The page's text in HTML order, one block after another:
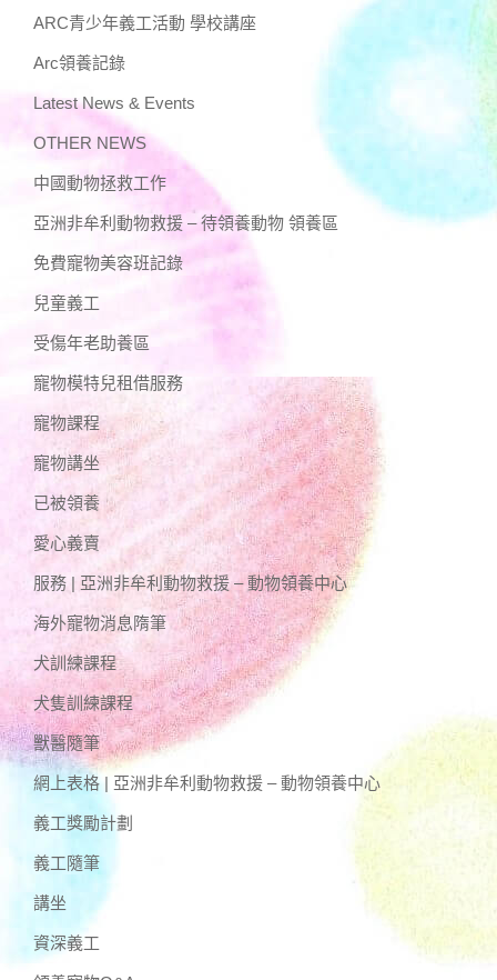
ARC青少年義工活動 學校講座
Arc領養記錄
Latest News & Events
OTHER NEWS
中國動物拯救工作
亞洲非牟利動物救援 – 待領養動物 領養區
免費寵物美容班記錄
兒童義工
受傷年老助養區
寵物模特兒租借服務
寵物課程
寵物講坐
已被領養
愛心義賣
服務 | 亞洲非牟利動物救援 – 動物領養中心
海外寵物消息隋筆
犬訓練課程
犬隻訓練課程
獸醫隨筆
網上表格 | 亞洲非牟利動物救援 – 動物領養中心
義工獎勵計劃
義工隨筆
講坐
資深義工